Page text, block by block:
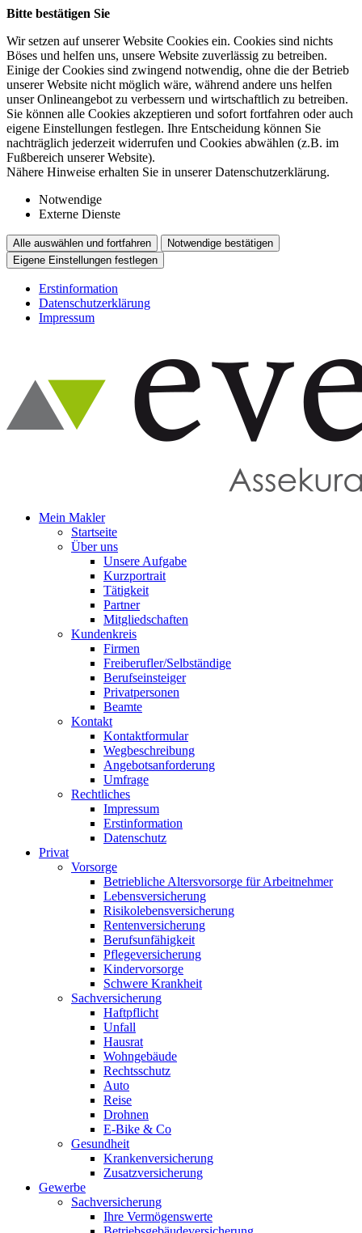
Bitte bestätigen Sie
Wir setzen auf unserer Website Cookies ein. Cookies sind nichts
Böses und helfen uns, unsere Website zuverlässig zu betreiben.
Einige der Cookies sind zwingend notwendig, ohne die der Betrieb
unserer Website nicht möglich wäre, während andere uns helfen
unser Onlineangebot zu verbessern und wirtschaftlich zu betreiben.
Sie können alle Cookies akzeptieren und sofort fortfahren oder auch
eigene Einstellungen festlegen. Ihre Entscheidung können Sie
nachträglich jederzeit widerrufen und Cookies abwählen (z.B. im
Fußbereich unserer Website).
Nähere Hinweise erhalten Sie in unserer Datenschutzerklärung.
Notwendige
Externe Dienste
Alle auswählen und fortfahren
Notwendige bestätigen
Eigene Einstellungen festlegen
Erstinformation
Datenschutzerklärung
Impressum
Mein Makler
Startseite
Über uns
Unsere Aufgabe
Kurzportrait
Tätigkeit
Partner
Mitgliedschaften
Kundenkreis
Firmen
Freiberufler/Selbständige
Berufseinsteiger
Privatpersonen
Beamte
Kontakt
Kontaktformular
Wegbeschreibung
Angebotsanforderung
Umfrage
Rechtliches
Impressum
Erstinformation
Datenschutz
Privat
Vorsorge
Betriebliche Altersvorsorge für Arbeitnehmer
Lebensversicherung
Risikolebensversicherung
Rentenversicherung
Berufsunfähigkeit
Pflegeversicherung
Kindervorsorge
Schwere Krankheit
Sachversicherung
Haftpflicht
Unfall
Hausrat
Wohngebäude
Rechtsschutz
Auto
Reise
Drohnen
E-Bike & Co
Gesundheit
Krankenversicherung
Zusatzversicherung
Gewerbe
Sachversicherung
Ihre Vermögenswerte